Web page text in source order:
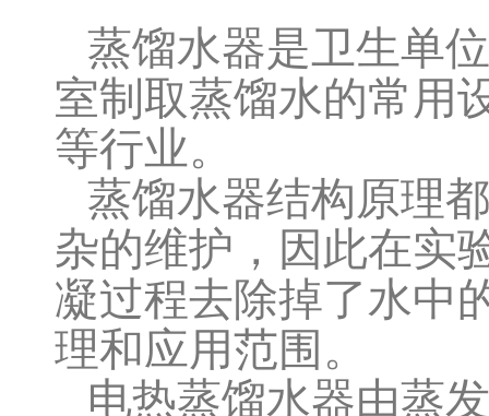
蒸馏水器是卫生单
室制取蒸馏水的常用
等行业。
蒸馏水器结构原理
杂的维护，因此在实
凝过程去除掉了水中
理和应用范围。
电热蒸馏水器由蒸